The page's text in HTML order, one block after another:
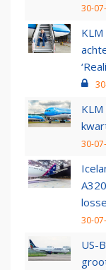
30-
30-
30-
US-